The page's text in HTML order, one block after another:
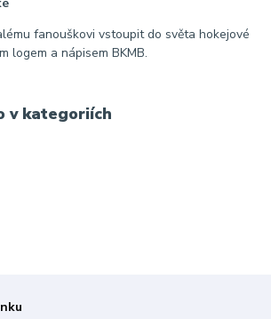
fanouškovi vstoupit do světa hokejové
logem a nápisem BKMB.
v kategoriích